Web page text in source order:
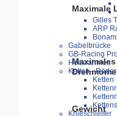
Gilles
ARP
Gabelbrücke
GB-Racing
Heckrahmen
Ketten-,
Ketten
Knieschleifer
Maximale
Maximales
Gewicht